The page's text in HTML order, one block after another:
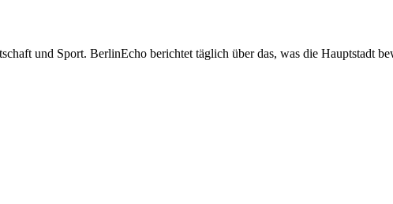
und Sport. BerlinEcho berichtet täglich über das, was die Hauptstadt